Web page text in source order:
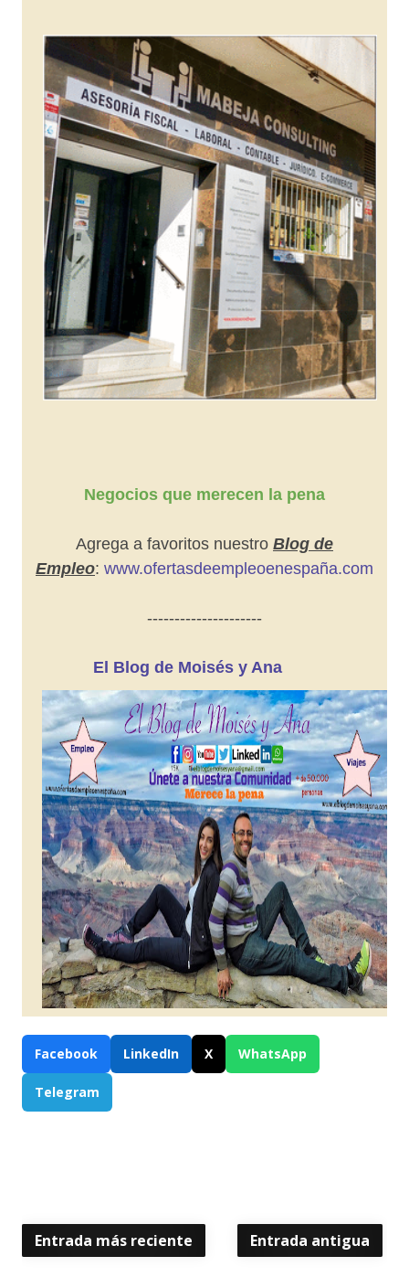
Negocios que merecen la pena
Agrega a favoritos nuestro Blog de
Empleo: www.ofertasdeempleoenespaña.com
---------------------
El Blog de Moisés y Ana
Facebook LinkedIn X WhatsApp
Telegram
Entrada más reciente Entrada antigua